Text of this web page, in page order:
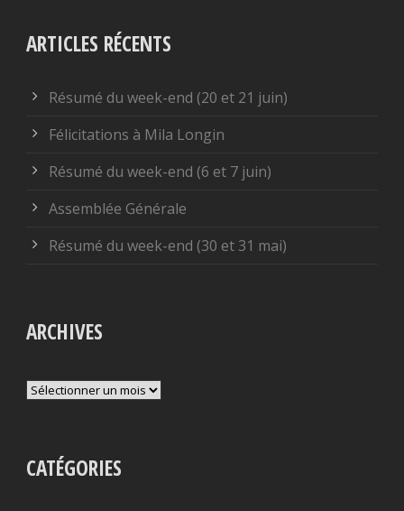
ARTICLES RÉCENTS
Résumé du week-end (20 et 21 juin)
Félicitations à Mila Longin
Résumé du week-end (6 et 7 juin)
Assemblée Générale
Résumé du week-end (30 et 31 mai)
ARCHIVES
Archives
CATÉGORIES